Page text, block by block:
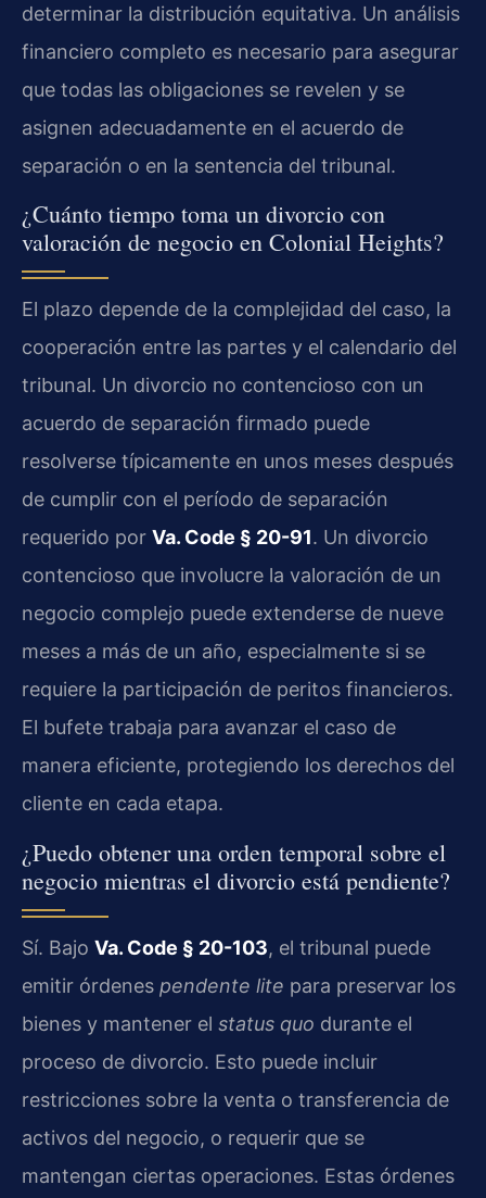
determinar la distribución equitativa. Un análisis
financiero completo es necesario para asegurar
que todas las obligaciones se revelen y se
asignen adecuadamente en el acuerdo de
separación o en la sentencia del tribunal.
¿Cuánto tiempo toma un divorcio con
valoración de negocio en Colonial Heights?
El plazo depende de la complejidad del caso, la
cooperación entre las partes y el calendario del
tribunal. Un divorcio no contencioso con un
acuerdo de separación firmado puede
resolverse típicamente en unos meses después
de cumplir con el período de separación
requerido por Va. Code § 20-91. Un divorcio
contencioso que involucre la valoración de un
negocio complejo puede extenderse de nueve
meses a más de un año, especialmente si se
requiere la participación de peritos financieros.
El bufete trabaja para avanzar el caso de
manera eficiente, protegiendo los derechos del
cliente en cada etapa.
¿Puedo obtener una orden temporal sobre el
negocio mientras el divorcio está pendiente?
Sí. Bajo Va. Code § 20-103, el tribunal puede
emitir órdenes pendente lite para preservar los
bienes y mantener el status quo durante el
proceso de divorcio. Esto puede incluir
restricciones sobre la venta o transferencia de
activos del negocio, o requerir que se
mantengan ciertas operaciones. Estas órdenes